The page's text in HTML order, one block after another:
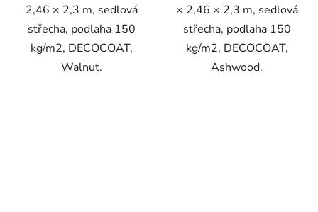
2,46 × 2,3 m, sedlová
střecha, podlaha 150
kg/m2, DECOCOAT,
Walnut.
× 2,46 × 2,3 m, sedlová
střecha, podlaha 150
kg/m2, DECOCOAT,
Ashwood.